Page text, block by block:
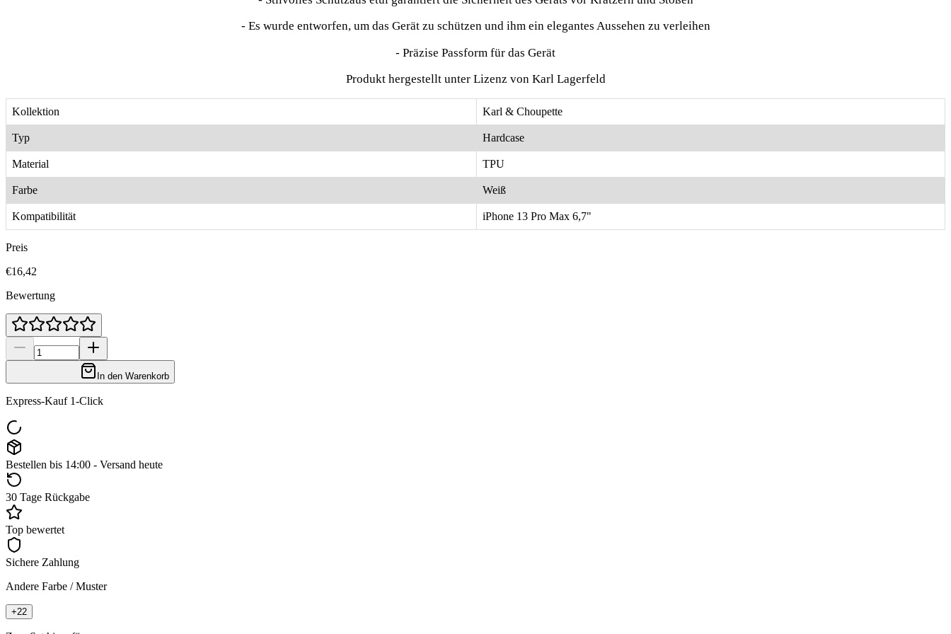
- Es wurde entworfen, um das Gerät zu schützen und ihm ein elegantes Aussehen zu verleihen
- Präzise Passform für das Gerät
Produkt hergestellt unter Lizenz von Karl Lagerfeld
Kollektion Karl & Choupette
Typ Hardcase
Material TPU
Farbe Weiß
Kompatibilität iPhone 13 Pro Max 6,7"
Preis
€16,42
Bewertung
In den Warenkorb
Express-Kauf 1-Click
Bestellen bis 14:00 - Versand heute
30 Tage Rückgabe
Top bewertet
Sichere Zahlung
Andere Farbe / Muster
+22